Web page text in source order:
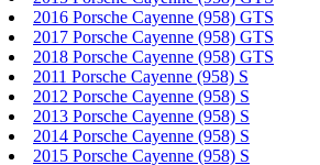
2016 Porsche Cayenne (958) GTS
2017 Porsche Cayenne (958) GTS
2018 Porsche Cayenne (958) GTS
2011 Porsche Cayenne (958) S
2012 Porsche Cayenne (958) S
2013 Porsche Cayenne (958) S
2014 Porsche Cayenne (958) S
2015 Porsche Cayenne (958) S